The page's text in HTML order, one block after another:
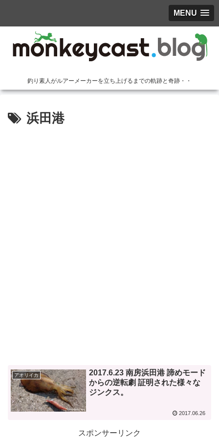
MENU
釣り素人がルアーメーカーを立ち上げるまでの軌跡と奇跡・・
浜田港
アオリイカ
2017.6.23 南房浜田港 諦めモード
からの逆転劇 証明された様々な
ジンクス。
2017.06.26
スポンサーリンク